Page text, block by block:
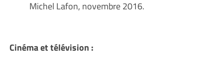
Michel Lafon, novembre 2016.
Cinéma et télévision :